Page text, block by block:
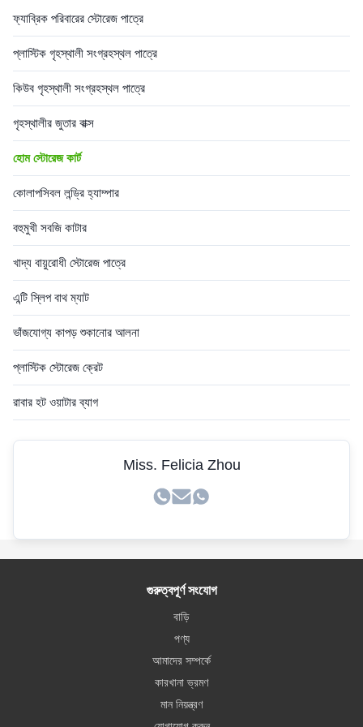
ফ্যাব্রিক পরিবারের স্টোরেজ পাত্রে
প্লাস্টিক গৃহস্থালী সংগ্রহস্থল পাত্রে
কিউব গৃহস্থালী সংগ্রহস্থল পাত্রে
গৃহস্থালীর জুতার বাক্স
হোম স্টোরেজ কার্ট
কোলাপসিবল লন্ড্রি হ্যাম্পার
বহুমুখী সবজি কাটার
খাদ্য বায়ুরোধী স্টোরেজ পাত্রে
এন্টি স্লিপ বাথ ম্যাট
ভাঁজযোগ্য কাপড় শুকানোর আলনা
প্লাস্টিক স্টোরেজ ক্রেট
রাবার হট ওয়াটার ব্যাগ
Miss. Felicia Zhou
গুরুত্বপূর্ণ সংযোগ
বাড়ি
পণ্য
আমাদের সম্পর্কে
কারখানা ভ্রমণ
মান নিয়ন্ত্রণ